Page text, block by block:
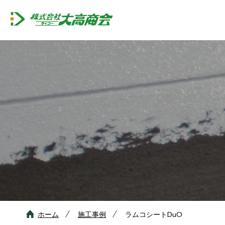
ホーム 施工事例 ラムコシートDuO